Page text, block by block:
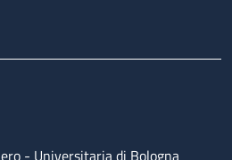
- Universitaria di Bologna